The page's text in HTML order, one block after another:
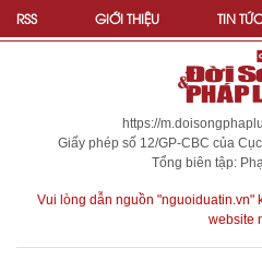
RSS GIỚI THIỆU TIN
https://
Giấy phép số 12/GP-CBC của
Tổng biên tập:
Vui lòng dẫn nguồn "nguoiduatin.vn"
website